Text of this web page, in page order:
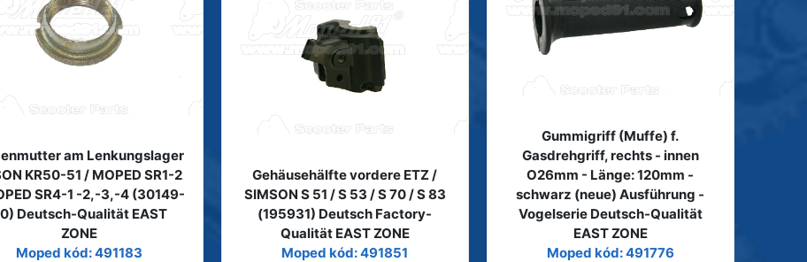
am Lenkungslager
KR50-51 / MOPED SR1-2
SR4-1 -2,-3,-4 (30149-
Deutsch-Qualität EAST
ZONE
Moped kód: 491183
Gehäusehälfte vordere ETZ /
SIMSON S 51 / S 53 / S 70 / S 83
(195931) Deutsch Factory-
Qualität EAST ZONE
Moped kód: 491851
Gummigriff (Muffe) f.
Gasdrehgriff, rechts - innen
O26mm - Länge: 120mm -
schwarz (neue) Ausführung -
Vogelserie Deutsch-Qualität
EAST ZONE
Moped kód: 491776